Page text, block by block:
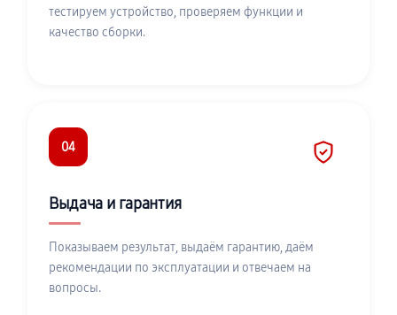
тестируем устройство, проверяем функции и
качество сборки.
04
Выдача и гарантия
Показываем результат, выдаём гарантию, даём
рекомендации по эксплуатации и отвечаем на
вопросы.